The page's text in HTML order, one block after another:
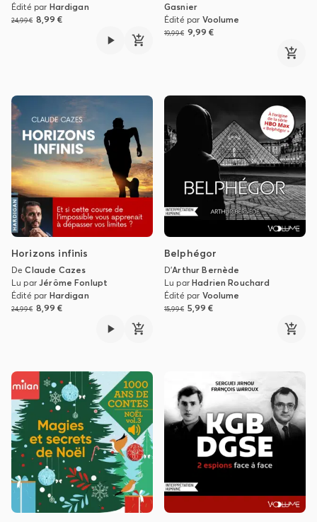
Édité par Hardigan
24,99 € 8,99 €
Gasnier
Édité par Voolume
19,99 € 9,99 €
Horizons infinis
DeClaude Cazes
Lu parJérôme Fonlupt
Édité par Hardigan
24,99 € 8,99 €
Belphégor
D'Arthur Bernède
Lu parHadrien Rouchard
Édité par Voolume
15,99 € 5,99 €